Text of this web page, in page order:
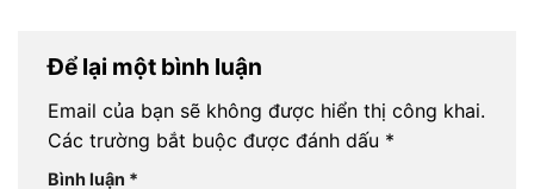
Để lại một bình luận
Email của bạn sẽ không được hiển thị công khai.
Các trường bắt buộc được đánh dấu *
Bình luận *